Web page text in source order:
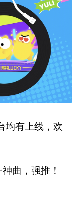
均有上线，欢
曲，强推！